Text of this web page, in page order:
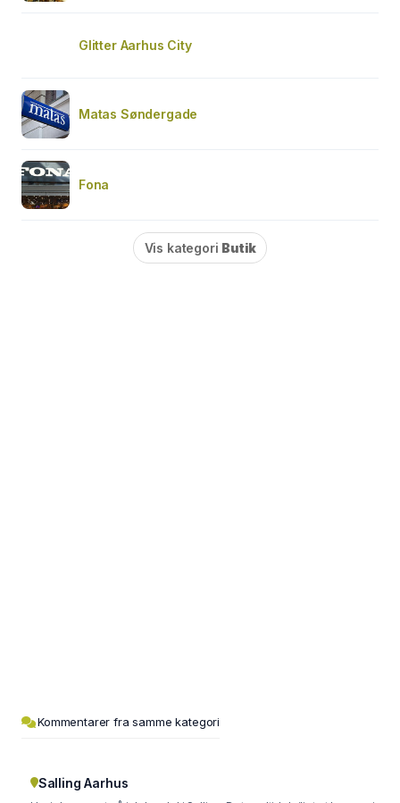
Glitter Aarhus City
Matas Søndergade
Fona
Vis kategori Butik
Kommentarer fra samme kategori
Salling Aarhus